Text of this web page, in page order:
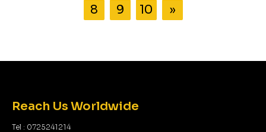
8
9 10 »
Reach Us Worldwide
Tel : 0725241214